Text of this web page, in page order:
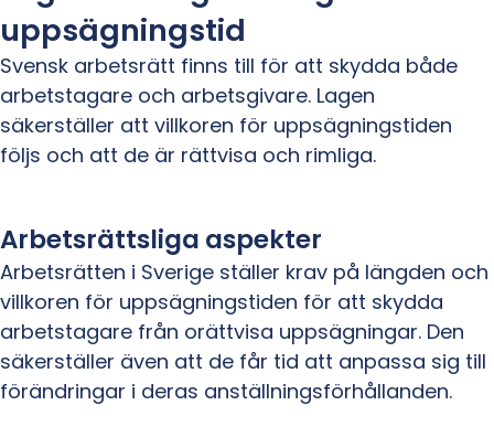
uppsägningstid
Svensk arbetsrätt finns till för att skydda både
arbetstagare och arbetsgivare. Lagen
säkerställer att villkoren för uppsägningstiden
följs och att de är rättvisa och rimliga.
Arbetsrättsliga aspekter
Arbetsrätten i Sverige ställer krav på längden och
villkoren för uppsägningstiden för att skydda
arbetstagare från orättvisa uppsägningar. Den
säkerställer även att de får tid att anpassa sig till
förändringar i deras anställningsförhållanden.